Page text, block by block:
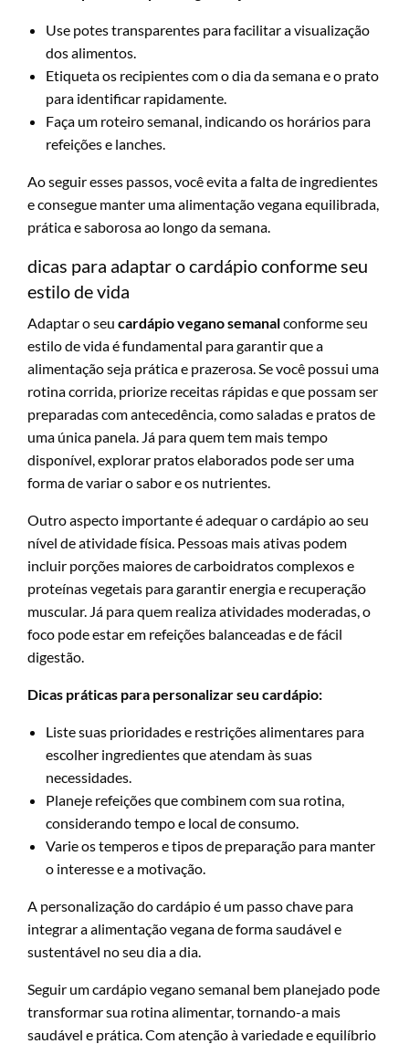
Use potes transparentes para facilitar a visualização
dos alimentos.
Etiqueta os recipientes com o dia da semana e o prato
para identificar rapidamente.
Faça um roteiro semanal, indicando os horários para
refeições e lanches.
Ao seguir esses passos, você evita a falta de ingredientes
e consegue manter uma alimentação vegana equilibrada,
prática e saborosa ao longo da semana.
dicas para adaptar o cardápio conforme seu
estilo de vida
Adaptar o seu cardápio vegano semanalconforme seu
estilo de vida é fundamental para garantir que a
alimentação seja prática e prazerosa. Se você possui uma
rotina corrida, priorize receitas rápidas e que possam ser
preparadas com antecedência, como saladas e pratos de
uma única panela. Já para quem tem mais tempo
disponível, explorar pratos elaborados pode ser uma
forma de variar o sabor e os nutrientes.
Outro aspecto importante é adequar o cardápio ao seu
nível de atividade física. Pessoas mais ativas podem
incluir porções maiores de carboidratos complexos e
proteínas vegetais para garantir energia e recuperação
muscular. Já para quem realiza atividades moderadas, o
foco pode estar em refeições balanceadas e de fácil
digestão.
Dicas práticas para personalizar seu cardápio:
Liste suas prioridades e restrições alimentares para
escolher ingredientes que atendam às suas
necessidades.
Planeje refeições que combinem com sua rotina,
considerando tempo e local de consumo.
Varie os temperos e tipos de preparação para manter
o interesse e a motivação.
A personalização do cardápio é um passo chave para
integrar a alimentação vegana de forma saudável e
sustentável no seu dia a dia.
Seguir um cardápio vegano semanal bem planejado pode
transformar sua rotina alimentar, tornando-a mais
saudável e prática. Com atenção à variedade e equilíbrio